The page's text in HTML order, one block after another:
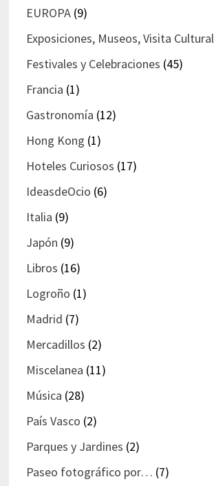
EUROPA(9)
Exposiciones, Museos, Visita Cultural
Festivales y Celebraciones (45)
Francia (1)
Gastronomía (12)
Hong Kong (1)
Hoteles Curiosos (17)
IdeasdeOcio (6)
Italia (9)
Japón (9)
Libros (16)
Logroño (1)
Madrid (7)
Mercadillos (2)
Miscelanea (11)
Música (28)
País Vasco (2)
Parques y Jardines (2)
Paseo fotográfico por… (7)